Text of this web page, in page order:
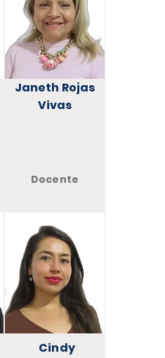
Janeth Rojas
Vivas
Docente
Cindy